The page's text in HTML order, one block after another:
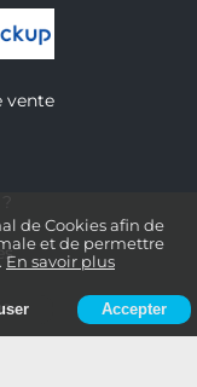
de Cookies afin de
et de permettre
En savoir plus
Accepter
vente